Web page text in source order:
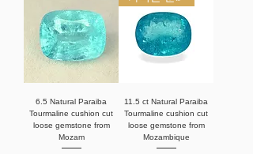
6.5 Natural Paraiba
Tourmaline cushion cut
loose gemstone from
Mozam
11.5 ct Natural Paraiba
Tourmaline cushion cut
loose gemstone from
Mozambique